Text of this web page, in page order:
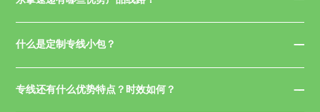
什么是定制专线小包？
专线还有什么优势特点？时效如何？